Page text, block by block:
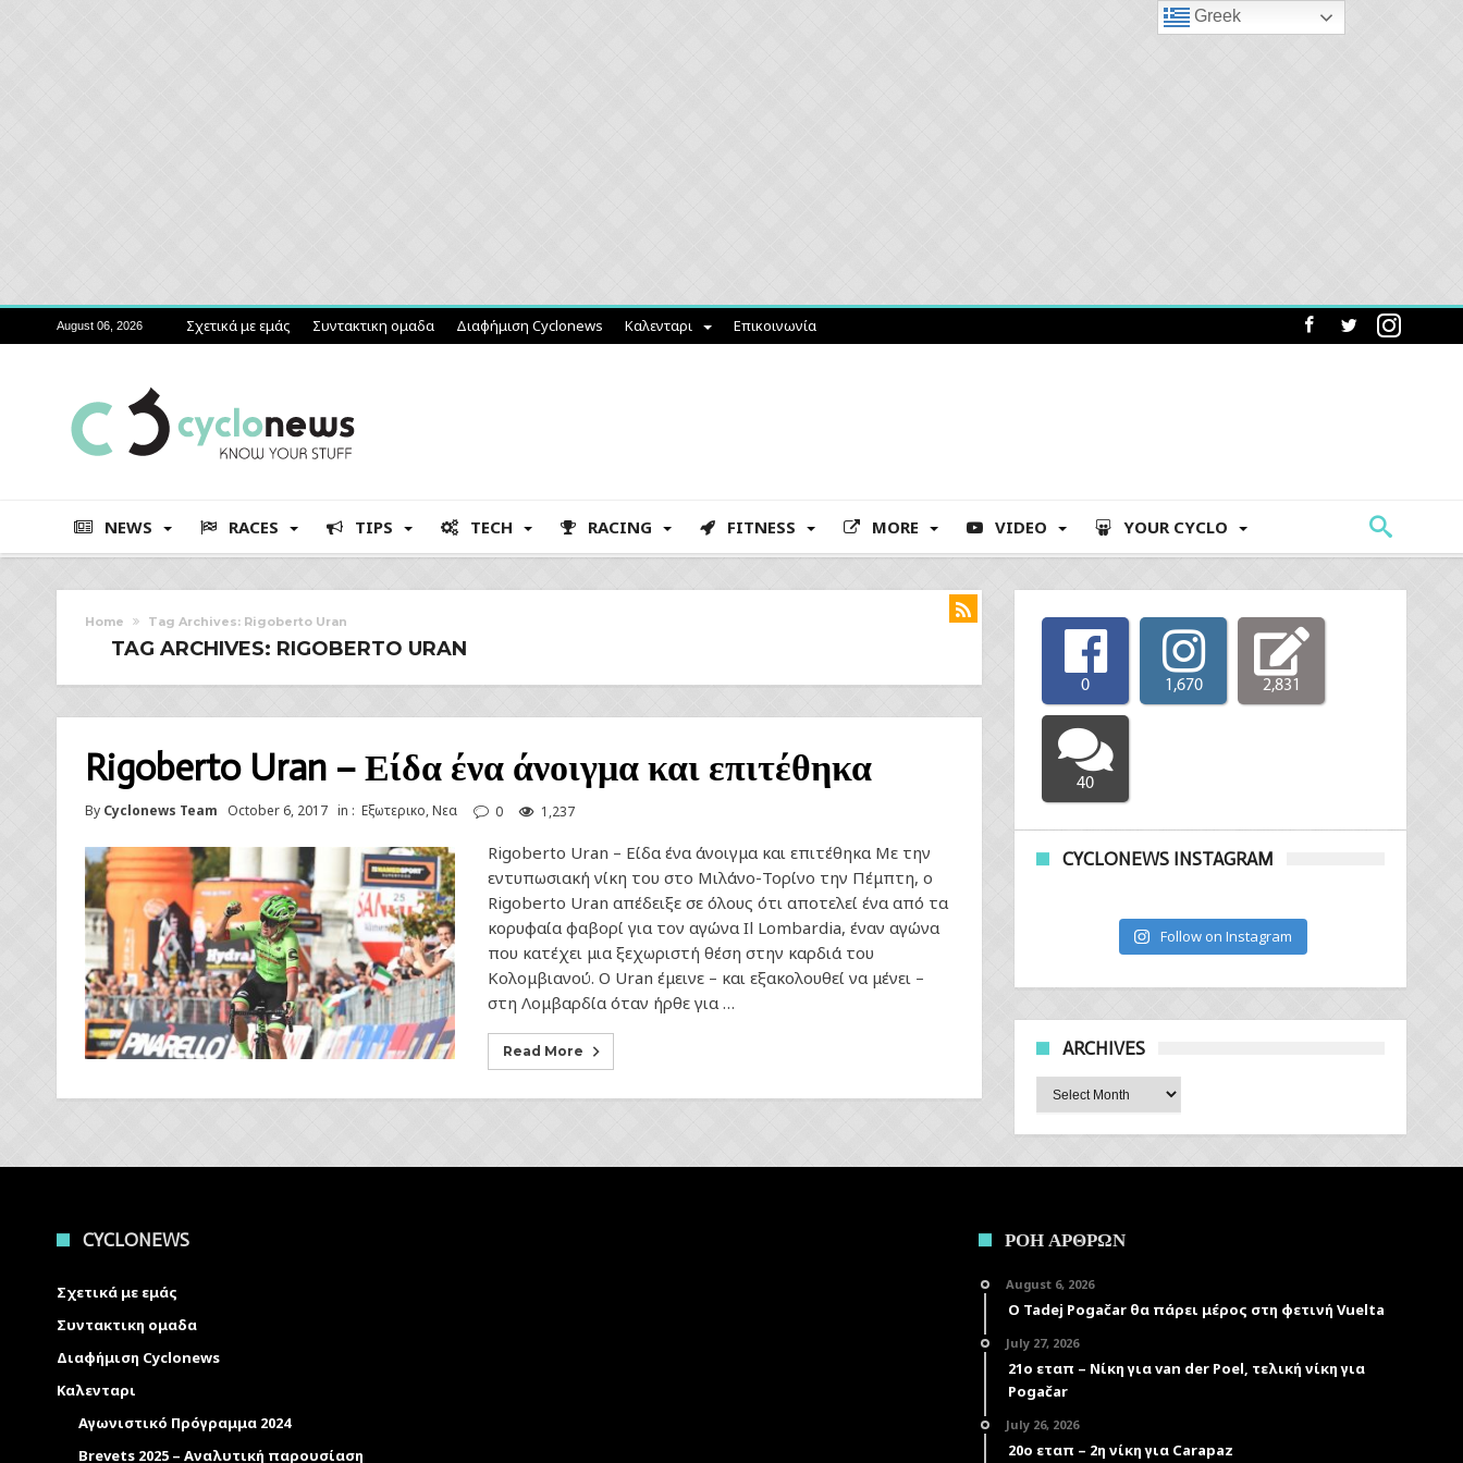
August 06, 2026 Σχετικά με εμάς Συντακτικη ομαδα Διαφήμιση Cyclonews Καλενταρι Επικοινωνία
NEWS RACES TIPS TECH RACING FITNESS MORE VIDEO YOUR CYCLO
Home Tag Archives: Rigoberto Uran
TAG ARCHIVES: RIGOBERTO URAN
Rigoberto Uran – Είδα ένα άνοιγμα και επιτέθηκα
By Cyclonews Team October 6, 2017 in : Εξωτερικο,Νεα 0 1,237
Rigoberto Uran – Είδα ένα άνοιγμα και επιτέθηκα Με την
εντυπωσιακή νίκη του στο Μιλάνο-Τορίνο την Πέμπτη, ο
Rigoberto Uran απέδειξε σε όλους ότι αποτελεί ένα από τα
κορυφαία φαβορί για τον αγώνα Il Lombardia, έναν αγώνα
που κατέχει μια ξεχωριστή θέση στην καρδιά του
Κολομβιανού. Ο Uran έμεινε – και εξακολουθεί να μένει –
στη Λομβαρδία όταν ήρθε για …
Read More
0 1,670 2,831
40
CYCLONEWS INSTAGRAM
Follow on Instagram
ARCHIVES
Archives
CYCLONEWS
Σχετικά με εμάς
Συντακτικη ομαδα
Διαφήμιση Cyclonews
Καλενταρι
Αγωνιστικό Πρόγραμμα 2024
Brevets 2025 – Αναλυτική παρουσίαση
ΡΟΗ ΑΡΘΡΩΝ
August 6, 2026
Ο Tadej Pogačar θα πάρει μέρος στη φετινή Vuelta
July 27, 2026
21ο εταπ – Νίκη για van der Poel, τελική νίκη για
Pogačar
July 26, 2026
20ο εταπ – 2η νίκη για Carapaz
Greek